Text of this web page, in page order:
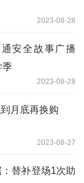
2023-08-28
安全故事广播
季
2023-08-28
月底再换购
2023-08-27
替补登场1次助